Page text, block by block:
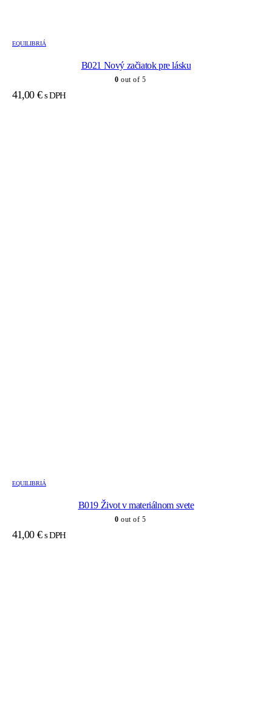
EQUILIBRIÁ
B021 Nový začiatok pre lásku
0 out of 5
41,00 € s DPH
EQUILIBRIÁ
B019 Život v materiálnom svete
0 out of 5
41,00 € s DPH